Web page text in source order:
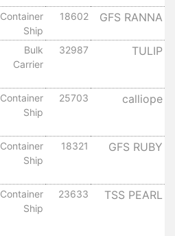
GFS RANNA
18602
Container
Ship
TULIP
32987
Bulk
Carrier
calliope
25703
Container
Ship
GFS RUBY
18321
Container
Ship
TSS PEARL
23633
Container
Ship